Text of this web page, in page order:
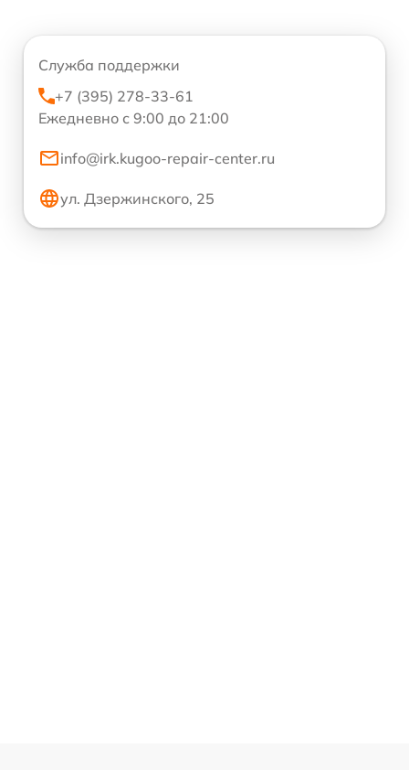
Служба поддержки
+7 (395) 278-33-61
Ежедневно с 9:00 до 21:00
info@irk.kugoo-repair-center.ru
ул. Дзержинского, 25